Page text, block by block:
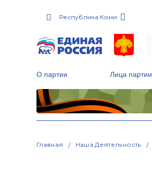
Республика Коми
О партии Лица партии
Главная Наша Деятельность